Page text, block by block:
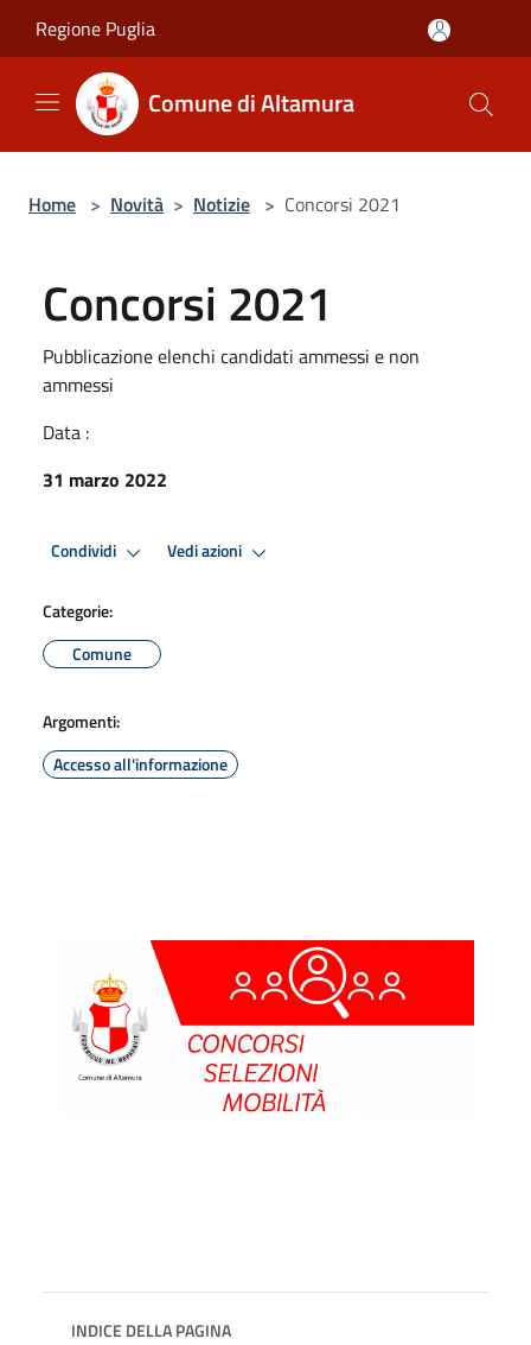
Regione Puglia
Comune di Altamura
Home > Novità > Notizie > Concorsi 2021
Concorsi 2021
Pubblicazione elenchi candidati ammessi e non
ammessi
Data :
31 marzo 2022
Condividi Vedi azioni
Categorie:
Comune
Argomenti:
Accesso all'informazione
INDICE DELLA PAGINA